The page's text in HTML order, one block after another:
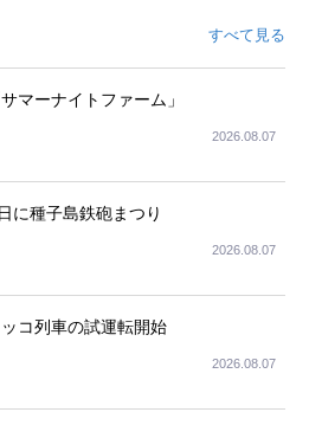
すべて見る
マーナイトファーム」
2026.08.07
種子島鉄砲まつり
2026.08.07
コ列車の試運転開始
2026.08.07